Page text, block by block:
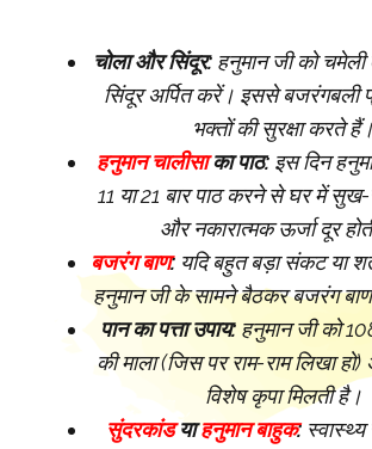
चोला और सिंदूर:हनुमान जी को
सिंदूर अर्पित करें। इससे बजरंगबली
भक्तों की सुरक्षा करते हैं।
हनुमान चालीसाका पाठ:इस दिन
11 या 21 बार पाठ करने से घर में
और नकारात्मक ऊर्जा दूर
बजरंग बाण: यदि बहुत बड़ा संकट या
हनुमान जी के सामने बैठकर बजरंग
पान का पत्ता उपाय: हनुमान जी को
की माला (जिस पर राम-राम लिखा
विशेष कृपा मिलती है।
सुंदरकांडयाहनुमान बाहुक: